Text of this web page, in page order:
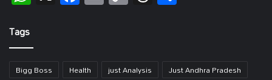
Link
Tags
Bigg Boss Health just Analysis
Just Andhra Pradesh